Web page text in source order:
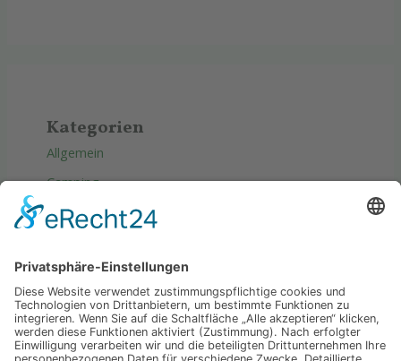
Kategorien
Allgemein
Camping
Produkte
Tipps & Tricks
Wellness